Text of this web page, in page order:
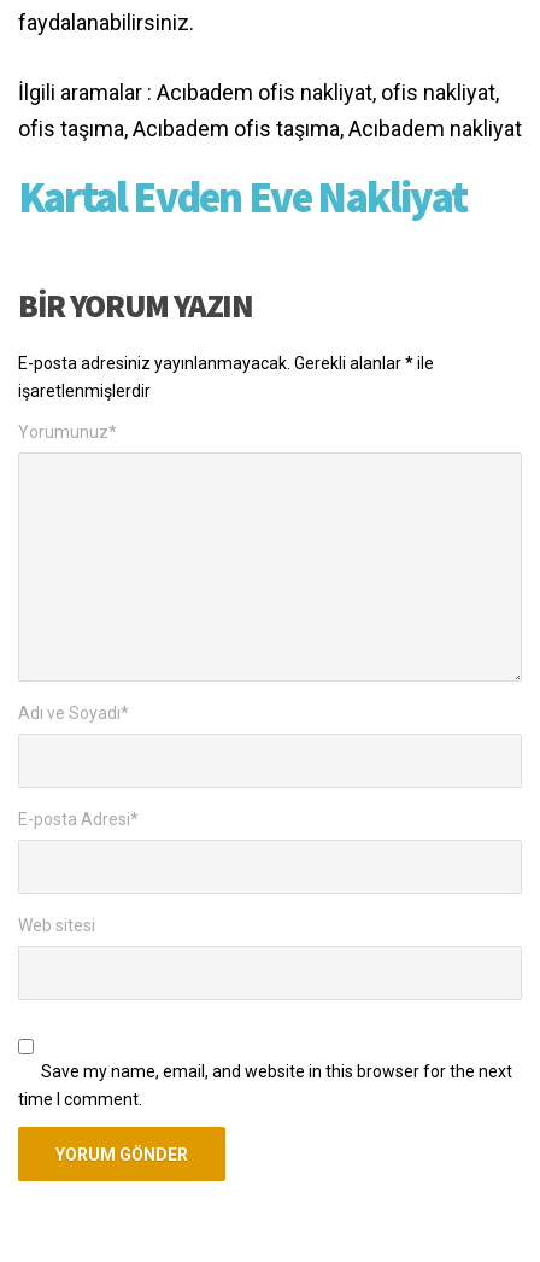
faydalanabilirsiniz.
İlgili aramalar : Acıbadem ofis nakliyat, ofis nakliyat,
ofis taşıma, Acıbadem ofis taşıma, Acıbadem nakliyat
Kartal Evden Eve Nakliyat
BIR YORUM YAZIN
E-posta adresiniz yayınlanmayacak. Gerekli alanlar*ile
işaretlenmişlerdir
Yorumunuz*
Adı ve Soyadı*
E-posta Adresi*
Web sitesi
Save my name, email, and website in this browser for the next
time I comment.